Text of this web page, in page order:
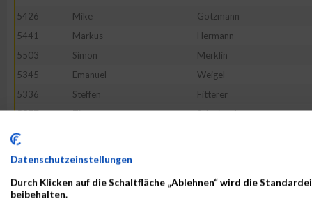
5426
Mike Götzmann
5441
Markus Hermann
5503
Simon Merklin
5345
Emanuel Weigel
5336
Steffen Fitterer
5577
Tino Schwingal
5436
5527
Datenschutzeinstellungen
Durch Klicken auf die Schaltfläche „Ablehnen“ wird die
beibehalten.